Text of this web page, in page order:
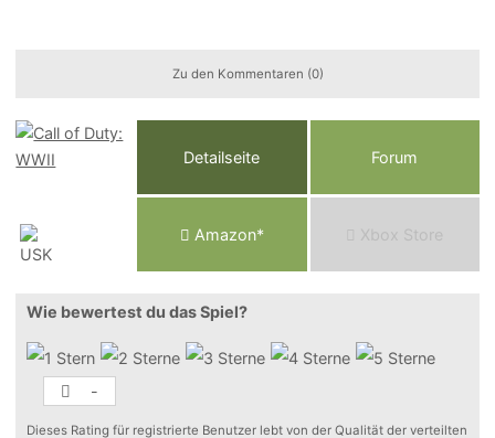
Zu den Kommentaren (0)
Detailseite Forum
Amazon* Xbox Store
Wie bewertest du das Spiel?
-
Dieses Rating für registrierte Benutzer lebt von der Qualität der verteilten